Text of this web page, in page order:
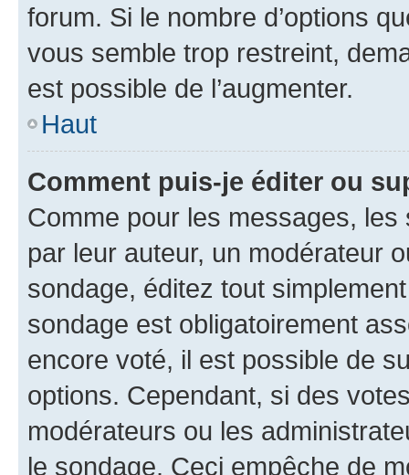
forum. Si le nombre d’options
vous semble trop restreint,
est possible de l’augmenter.
Haut
Comment puis-je éditer ou
Comme pour les messages,
par leur auteur, un modérateur
sondage, éditez tout
sondage est obligatoirement
encore voté, il est possible de
options. Cependant, si des
modérateurs ou les
le sondage. Ceci empêche de